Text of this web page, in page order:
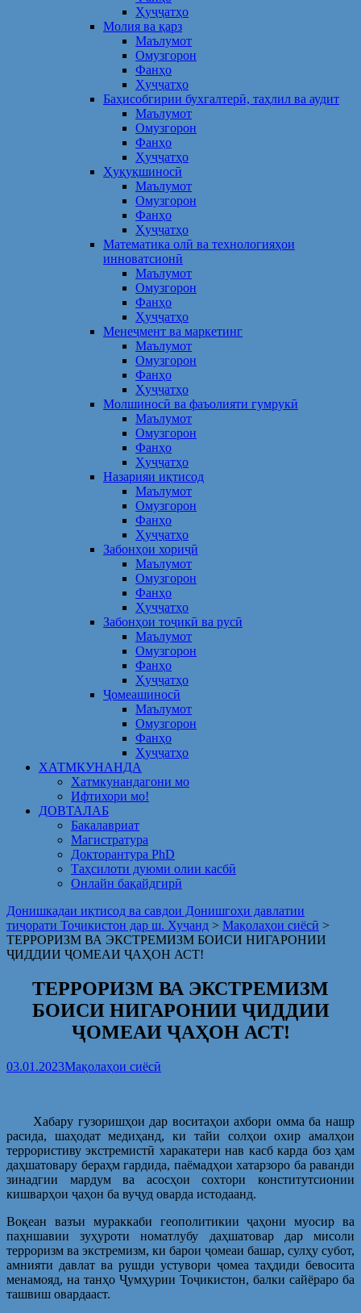
Ҳуҷҷатҳо
Молия ва қарз
Маълумот
Омузгорон
Фанҳо
Ҳуҷҷатҳо
Баҳисобгирии бухгалтерӣ, таҳлил ва аудит
Маълумот
Омузгорон
Фанҳо
Ҳуҷҷатҳо
Ҳуқуқшиносӣ
Маълумот
Омузгорон
Фанҳо
Ҳуҷҷатҳо
Математика олӣ ва технологияҳои
инноватсионӣ
Маълумот
Омузгорон
Фанҳо
Ҳуҷҷатҳо
Менеҷмент ва маркетинг
Маълумот
Омузгорон
Фанҳо
Ҳуҷҷатҳо
Молшиносӣ ва фаъолияти гумрукӣ
Маълумот
Омузгорон
Фанҳо
Ҳуҷҷатҳо
Назарияи иқтисод
Маълумот
Омузгорон
Фанҳо
Ҳуҷҷатҳо
Забонҳои хориҷӣ
Маълумот
Омузгорон
Фанҳо
Ҳуҷҷатҳо
Забонҳои тоҷикӣ ва русӣ
Маълумот
Омузгорон
Фанҳо
Ҳуҷҷатҳо
Ҷомеашиносӣ
Маълумот
Омузгорон
Фанҳо
Ҳуҷҷатҳо
ХАТМКУНАНДА
Хатмкунандагони мо
Ифтихори мо!
ДОВТАЛАБ
Бакалавриат
Магистратура
Докторантура PhD
Таҳсилоти дуюми олии касбӣ
Онлайн бақайдгирӣ
Донишкадаи иқтисод ва савдои Донишгоҳи давлатии
тиҷорати Тоҷикистон дар ш. Хуҷанд > Мақолаҳои сиёсӣ >
ТЕРРОРИЗМ ВА ЭКСТРЕМИЗМ БОИСИ НИГАРОНИИ
ҶИДДИИ ҶОМЕАИ ҶАҲОН АСТ!
ТЕРРОРИЗМ ВА ЭКСТРЕМИЗМ
БОИСИ НИГАРОНИИ ҶИДДИИ
ҶОМЕАИ ҶАҲОН АСТ!
03.01.2023Мақолаҳои сиёсӣ
Хабару гузоришҳои дар воситаҳои ахбори омма ба нашр
расида, шаҳодат медиҳанд, ки тайи солҳои охир амалҳои
террористиву экстремистӣ харакатери нав касб карда боз ҳам
даҳшатовару бераҳм гардида, паёмадҳои хатарзоро ба раванди
зинадгии мардум ва асосҳои сохтори конститутсионии
кишварҳои ҷаҳон ба вуҷуд оварда истодаанд.
Воқеан вазъи мураккаби геополитикии ҷаҳони муосир ва
паҳншавии зуҳуроти номатлубу даҳшатовар дар мисоли
терроризм ва экстремизм, ки барои ҷомеаи башар, сулҳу субот,
амнияти давлат ва рушди устувори ҷомеа таҳдиди бевосита
менамояд, на танҳо Ҷумҳурии Тоҷикистон, балки сайёраро ба
ташвиш овардааст.